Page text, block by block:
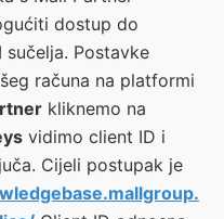
dostup do
Postavke
računa na platformi
kliknemo na
vidimo client ID i
Cijeli postupak je